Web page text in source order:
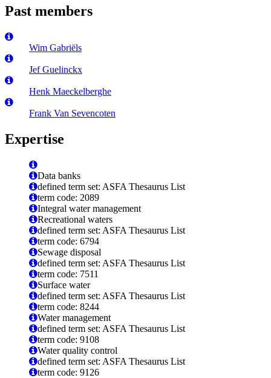
Past members
Wim Gabriëls
Jef Guelinckx
Henk Maeckelberghe
Frank Van Sevencoten
Expertise
Data banks
defined term set: ASFA Thesaurus List
term code: 2089
Integral water management
Recreational waters
defined term set: ASFA Thesaurus List
term code: 6794
Sewage disposal
defined term set: ASFA Thesaurus List
term code: 7511
Surface water
defined term set: ASFA Thesaurus List
term code: 8244
Water management
defined term set: ASFA Thesaurus List
term code: 9108
Water quality control
defined term set: ASFA Thesaurus List
term code: 9126